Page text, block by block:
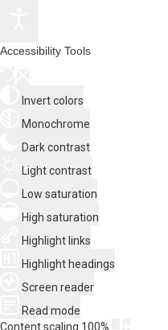
Accessibility Tools
Invert colors
Monochrome
Dark contrast
Light contrast
Low saturation
High saturation
Highlight links
Highlight headings
Screen reader
Read mode
Content scaling 100%